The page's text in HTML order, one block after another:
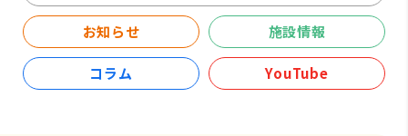
お知らせ 施設情報
コラム YouTube